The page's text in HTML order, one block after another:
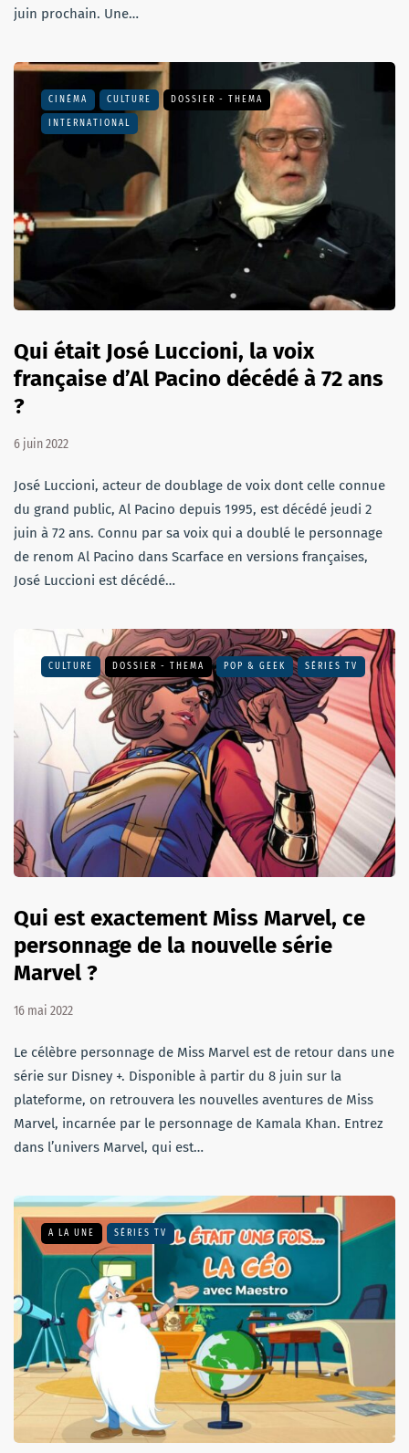
juin prochain. Une…
CINÉMA CULTURE DOSSIER - THEMA
INTERNATIONAL
Qui était José Luccioni, la voix
française d’Al Pacino décédé à 72 ans
?
6 juin 2022
José Luccioni, acteur de doublage de voix dont celle connue
du grand public, Al Pacino depuis 1995, est décédé jeudi 2
juin à 72 ans. Connu par sa voix qui a doublé le personnage
de renom Al Pacino dans Scarface en versions françaises,
José Luccioni est décédé…
CULTURE DOSSIER - THEMA POP & GEEK SÉRIES TV
Qui est exactement Miss Marvel, ce
personnage de la nouvelle série
Marvel ?
16 mai 2022
Le célèbre personnage de Miss Marvel est de retour dans une
série sur Disney +. Disponible à partir du 8 juin sur la
plateforme, on retrouvera les nouvelles aventures de Miss
Marvel, incarnée par le personnage de Kamala Khan. Entrez
dans l’univers Marvel, qui est…
A LA UNE SÉRIES TV